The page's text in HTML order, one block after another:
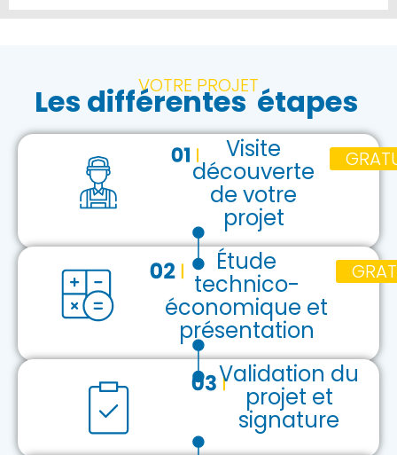
VOTRE PROJET
Les différentes étapes
Visite
découverte
de votre
projet
Étude
technico-
économique et
présentation
Validation du
projet et
signature